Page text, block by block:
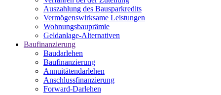
Auszahlung des Bausparkredits
Vermögenswirksame Leistungen
Wohnungsbauprämie
Geldanlage-Alternativen
Baufinanzierung
Baudarlehen
Baufinanzierung
Annuitätendarlehen
Anschlussfinanzierung
Forward-Darlehen